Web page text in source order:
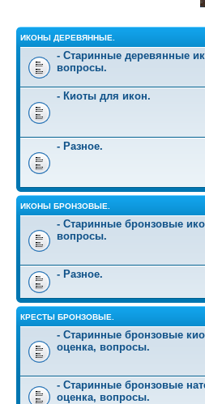
ИКОНЫ ДЕРЕВЯННЫЕ.
- Старинные деревянные
вопросы.
- Киоты для икон.
- Разное.
ИКОНЫ БРОНЗОВЫЕ.
- Старинные бронзовые
вопросы.
- Разное.
КРЕСТЫ БРОНЗОВЫЕ.
- Старинные бронзовые
оценка, вопросы.
- Старинные бронзовые
оценка, вопросы.